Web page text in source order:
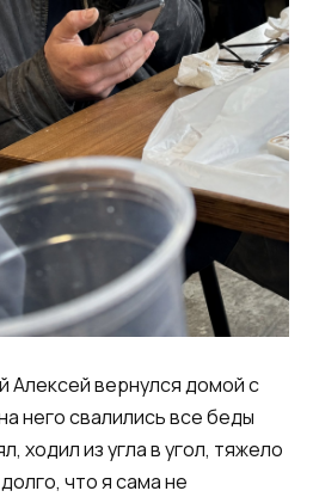
Алексей вернулся домой с
него свалились все беды
ходил из угла в угол, тяжело
что я сама не